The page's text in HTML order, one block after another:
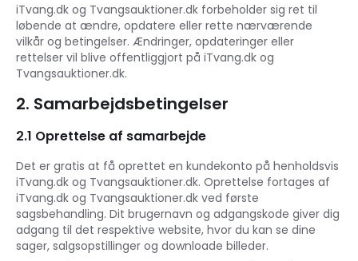
iTvang.dk og Tvangsauktioner.dk forbeholder sig ret til
løbende at ændre, opdatere eller rette nærværende
vilkår og betingelser. Ændringer, opdateringer eller
rettelser vil blive offentliggjort på iTvang.dk og
Tvangsauktioner.dk.
2. Samarbejdsbetingelser
2.1 Oprettelse af samarbejde
Det er gratis at få oprettet en kundekonto på henholdsvis
iTvang.dk og Tvangsauktioner.dk. Oprettelse fortages af
iTvang.dk og Tvangsauktioner.dk ved første
sagsbehandling. Dit brugernavn og adgangskode giver dig
adgang til det respektive website, hvor du kan se dine
sager, salgsopstillinger og downloade billeder.